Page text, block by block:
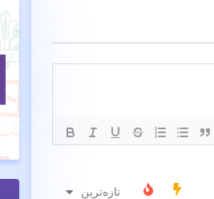
تازه‌ترین